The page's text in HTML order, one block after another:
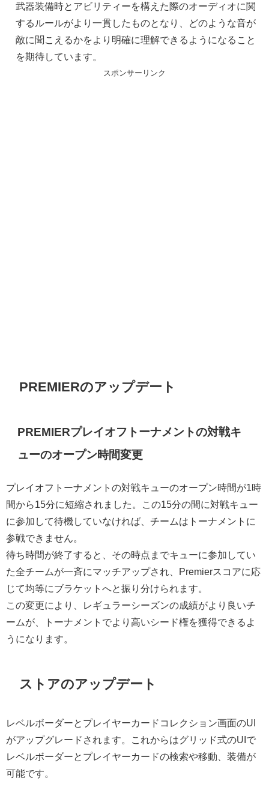
武器装備時とアビリティーを構えた際のオーディオに関
するルールがより一貫したものとなり、どのような音が
敵に聞こえるかをより明確に理解できるようになること
を期待しています。
スポンサーリンク
PREMIERのアップデート
PREMIERプレイオフトーナメントの対戦キ
ューのオープン時間変更
プレイオフトーナメントの対戦キューのオープン時間が1時
間から15分に短縮されました。この15分の間に対戦キュー
に参加して待機していなければ、チームはトーナメントに
参戦できません。
待ち時間が終了すると、その時点までキューに参加してい
た全チームが一斉にマッチアップされ、Premierスコアに応
じて均等にブラケットへと振り分けられます。
この変更により、レギュラーシーズンの成績がより良いチ
ームが、トーナメントでより高いシード権を獲得できるよ
うになります。
ストアのアップデート
レベルボーダーとプレイヤーカードコレクション画面のUI
がアップグレードされます。これからはグリッド式のUIで
レベルボーダーとプレイヤーカードの検索や移動、装備が
可能です。